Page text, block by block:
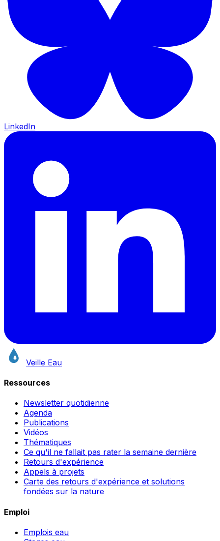
LinkedIn
Veille Eau
Ressources
Newsletter quotidienne
Agenda
Publications
Vidéos
Thématiques
Ce qu'il ne fallait pas rater la semaine dernière
Retours d'expérience
Appels à projets
Carte des retours d'expérience et solutions
fondées sur la nature
Emploi
Emplois eau